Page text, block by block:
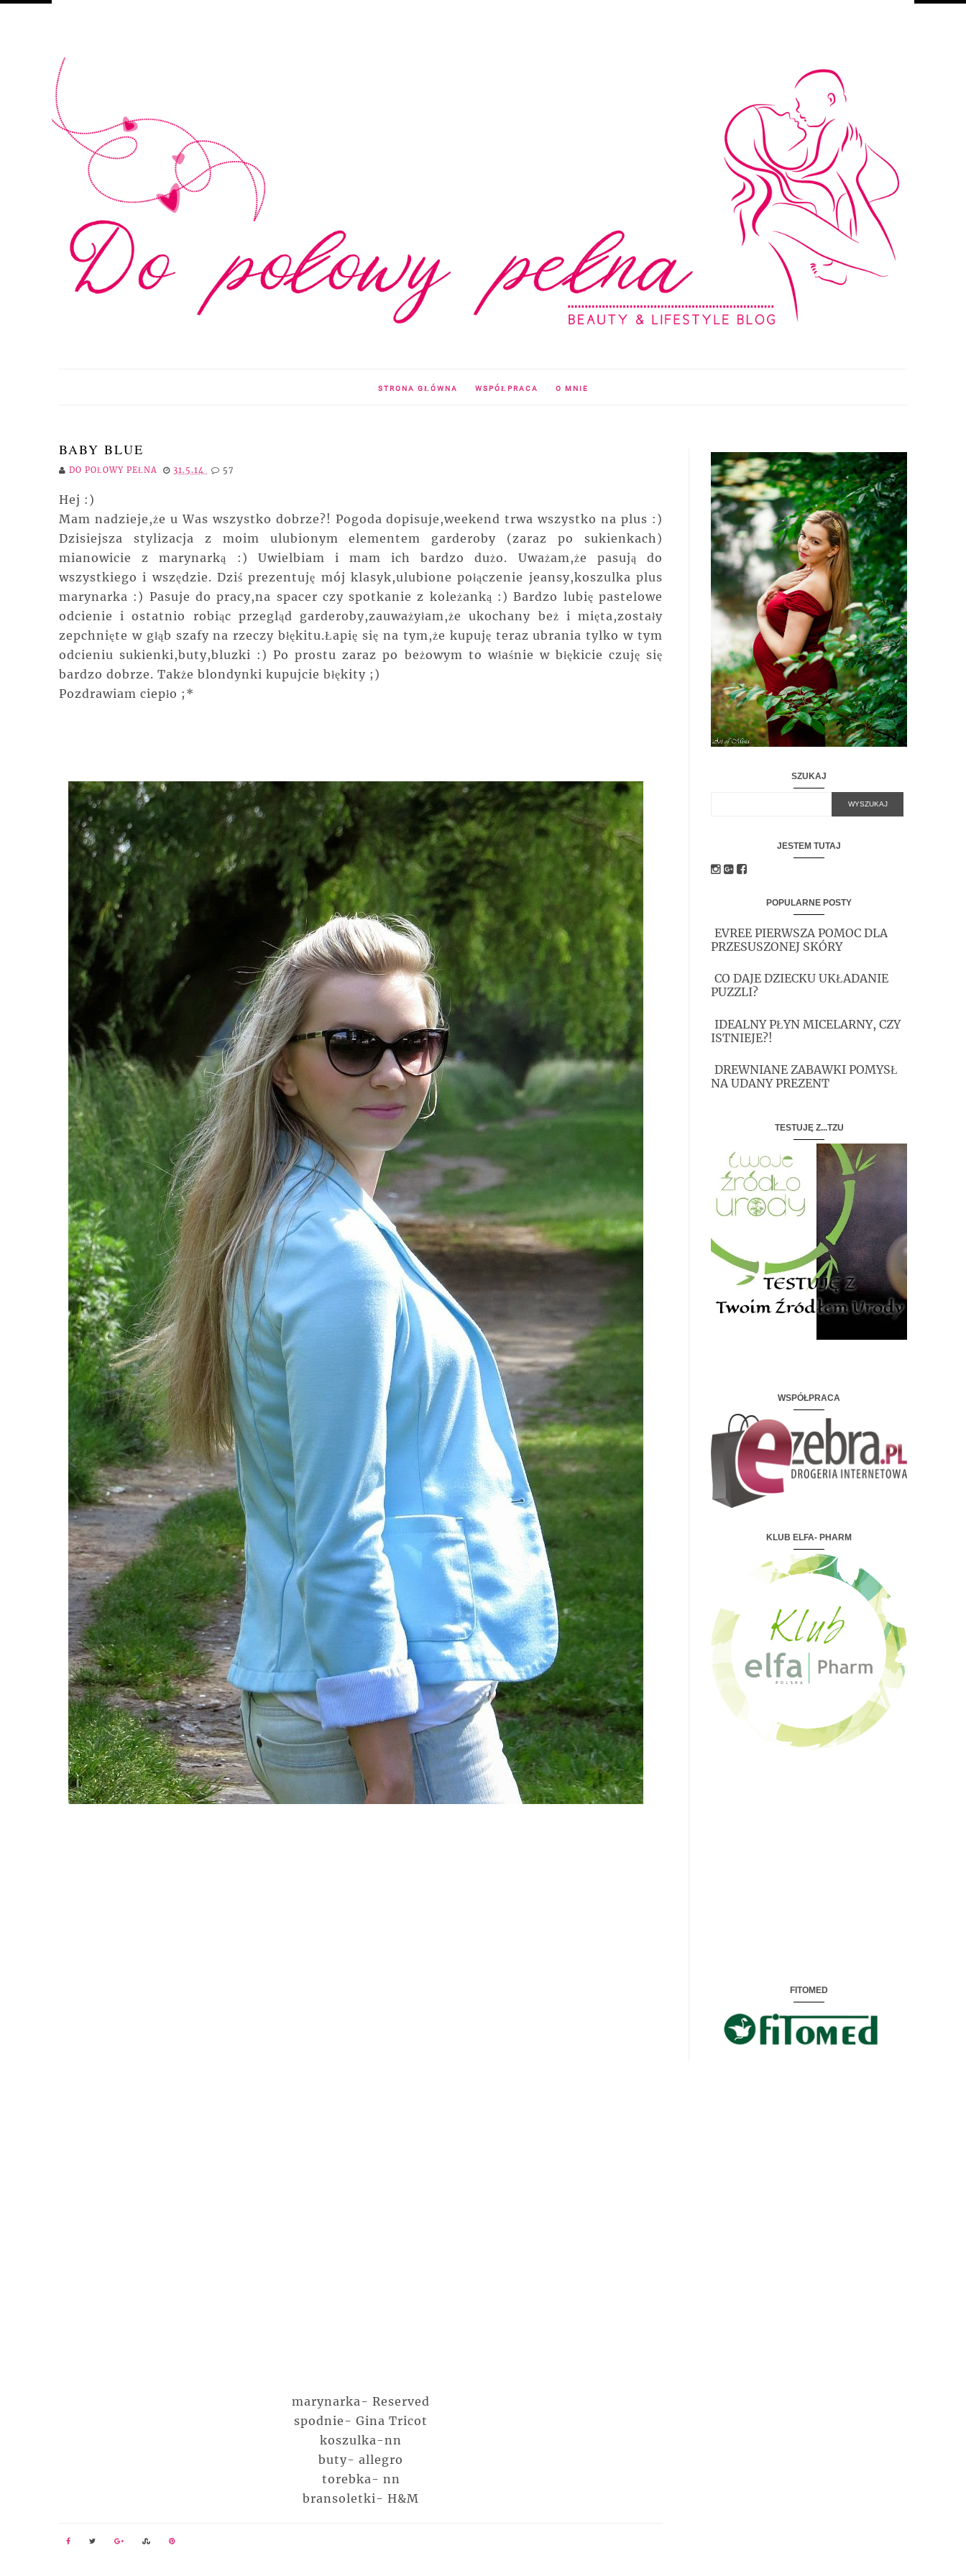
STRONA GŁÓWNA WSPÓŁPRACA O MNIE
BABY BLUE
DO POŁOWY PEŁNA 31.5.14 57
Hej :)
Mam nadzieje,że u Was wszystko dobrze?! Pogoda dopisuje,weekend trwa wszystko na plus :)
Dzisiejsza stylizacja z moim ulubionym elementem garderoby (zaraz po sukienkach)
mianowicie z marynarką :) Uwielbiam i mam ich bardzo dużo. Uważam,że pasują do
wszystkiego i wszędzie. Dziś prezentuję mój klasyk,ulubione połączenie jeansy,koszulka plus
marynarka :) Pasuje do pracy,na spacer czy spotkanie z koleżanką :) Bardzo lubię pastelowe
odcienie i ostatnio robiąc przegląd garderoby,zauważyłam,że ukochany beż i mięta,zostały
zepchnięte w głąb szafy na rzeczy błękitu.Łapię się na tym,że kupuję teraz ubrania tylko w tym
odcieniu sukienki,buty,bluzki :) Po prostu zaraz po beżowym to właśnie w błękicie czuję się
bardzo dobrze. Także blondynki kupujcie błękity ;)
Pozdrawiam ciepło ;*
marynarka- Reserved
spodnie- Gina Tricot
koszulka-nn
buty- allegro
torebka- nn
bransoletki- H&M
SZUKAJ
JESTEM TUTAJ
POPULARNE POSTY
EVREE PIERWSZA POMOC DLA
PRZESUSZONEJ SKÓRY
CO DAJE DZIECKU UKŁADANIE
PUZZLI?
IDEALNY PŁYN MICELARNY, CZY
ISTNIEJE?!
DREWNIANE ZABAWKI POMYSŁ
NA UDANY PREZENT
TESTUJĘ Z...TZU
WSPÓŁPRACA
KLUB ELFA- PHARM
FITOMED